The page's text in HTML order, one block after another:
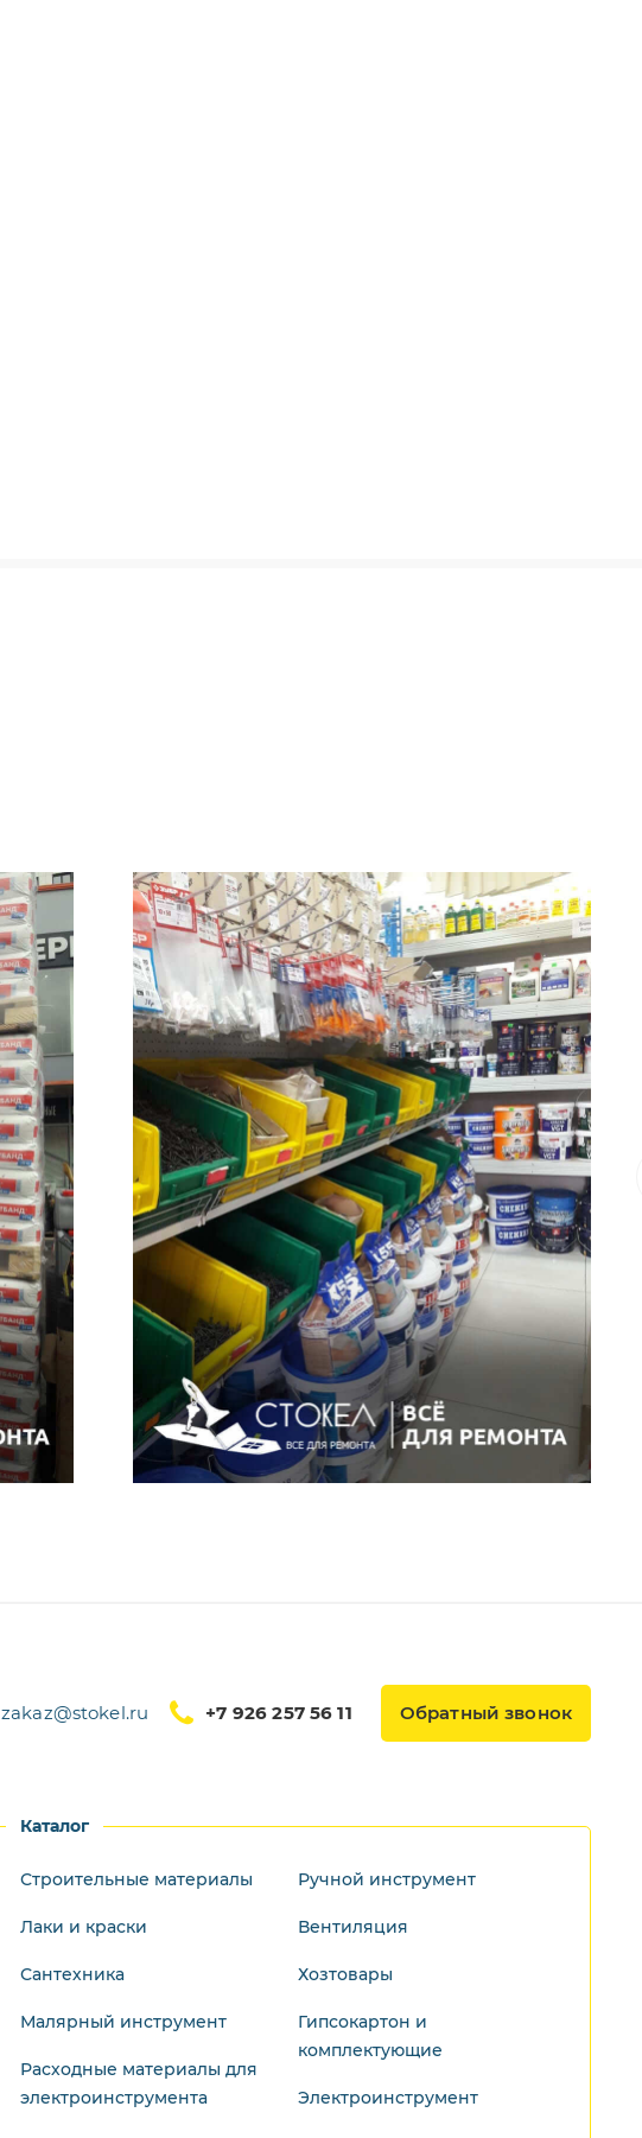
zakaz@stokel.ru +7 926 257 56 11 Обратный звонок
Каталог
Строительные материалы
Лаки и краски
Сантехника
Малярный инструмент
Расходные материалы для
электроинструмента
Ручной инструмент
Вентиляция
Хозтовары
Гипсокартон и
комплектующие
Электроинструмент